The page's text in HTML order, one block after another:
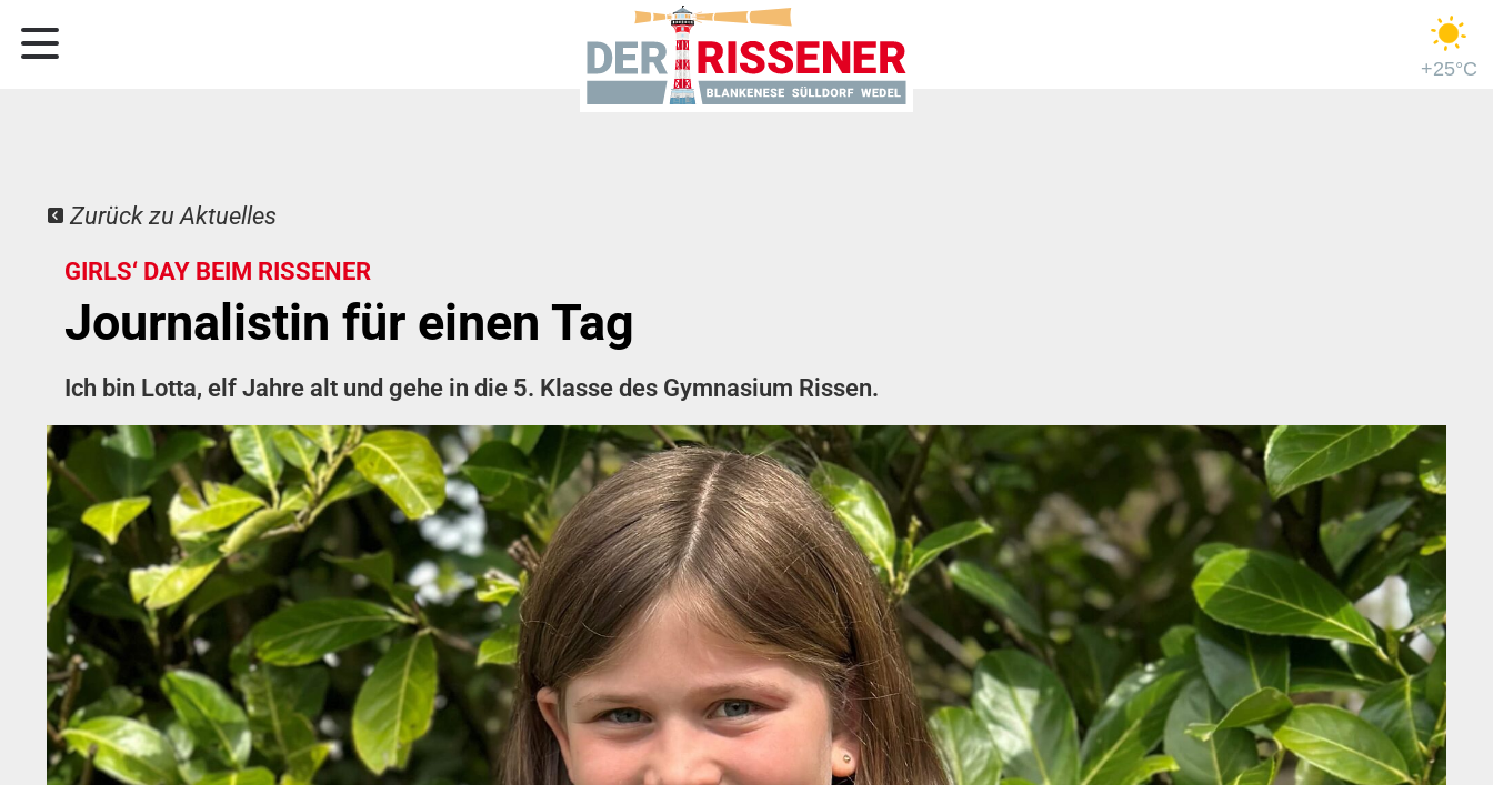
+25°C
Zurück zu Aktuelles
GIRLS‘ DAY BEIM RISSENER
Journalistin für einen Tag
Ich bin Lotta, elf Jahre alt und gehe in die 5. Klasse des Gymnasium Rissen.